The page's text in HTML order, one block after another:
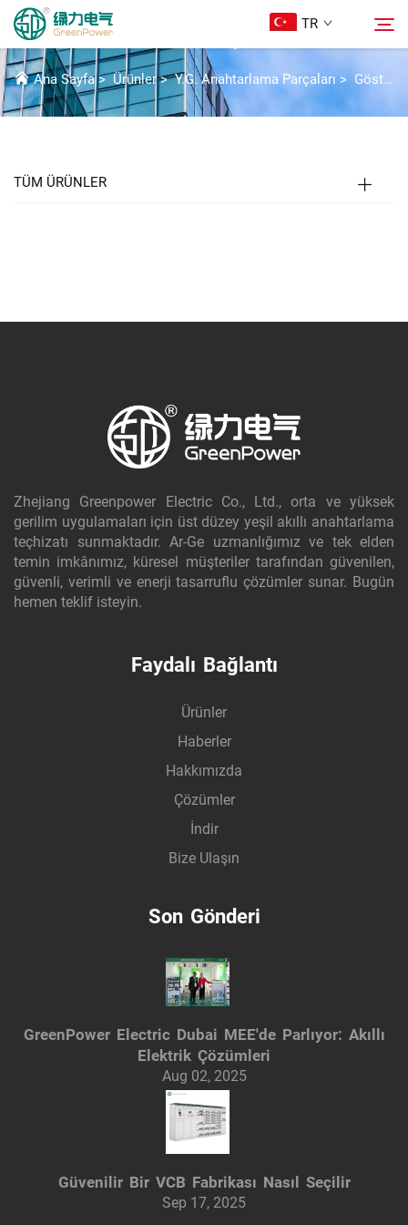
TR
Ürünler
GÖSTERGELER VE ÖLÇÜM CIHAZLARI
Ana Sayfa>Ürünler>Y.G. Anahtarlama Parçaları>Gösterge ve Ölçü Aletleri
TÜM ÜRÜNLER
Zhejiang Greenpower Electric Co., Ltd., orta ve yüksek
gerilim uygulamaları için üst düzey yeşil akıllı anahtarlama
teçhizatı sunmaktadır. Ar-Ge uzmanlığımız ve tek elden
temin imkânımız, küresel müşteriler tarafından güvenilen,
güvenli, verimli ve enerji tasarruflu çözümler sunar. Bugün
hemen teklif isteyin.
Faydalı Bağlantı
Ürünler
Haberler
Hakkımızda
Çözümler
İndir
Bize Ulaşın
Son Gönderi
GreenPower Electric Dubai MEE'de Parlıyor: Akıllı
Elektrik Çözümleri
Aug 02, 2025
Güvenilir Bir VCB Fabrikası Nasıl Seçilir
Sep 17, 2025